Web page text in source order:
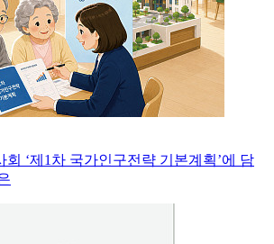
회 ‘제1차 국가인구전략 기본계획’에 담